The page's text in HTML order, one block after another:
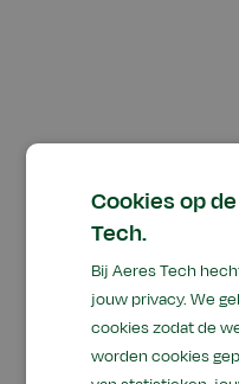
om product
te volgen. In zo’n
fabrikanten hebben
staat beschreven
en niet mag
Cookies op
Tech.
Bij Aeres Tech
jouw privacy. We
cookies zodat de
worden cookies